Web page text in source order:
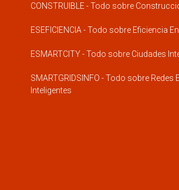
CONSTRUIBLE - Todo sobre
ESEFICIENCIA - Todo sobre Eficiencia
ESMARTCITY - Todo sobre Ciudades
SMARTGRIDSINFO - Todo sobre Redes
Inteligentes